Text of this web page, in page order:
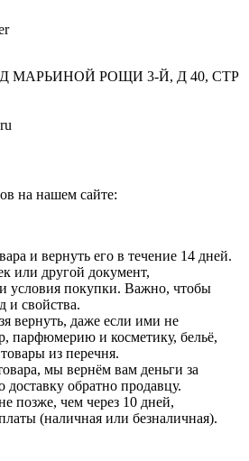
МАРЬИНОЙ РОЩИ 3-Й, Д 40, СТР
на нашем сайте:
и вернуть его в течение 14 дней.
или другой документ,
условия покупки. Важно, чтобы
и свойства.
вернуть, даже если ими не
парфюмерию и косметику, бельё,
из перечня.
мы вернём вам деньги за
доставку обратно продавцу.
позже, чем через 10 дней,
(наличная или безналичная).